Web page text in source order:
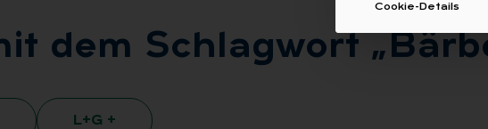
dem Schlag­wort
L+G +
Cookie-Details